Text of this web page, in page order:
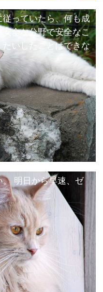
っていたら、何も成
全な分野で安全なこ
いしたことはできな
。 明日から早速、ゼ